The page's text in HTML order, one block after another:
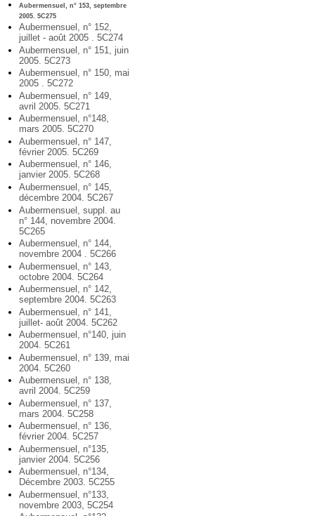
Aubermensuel, n° 153, septembre
2005. 5C275
Aubermensuel, n° 152,
juillet - août 2005 . 5C274
Aubermensuel, n° 151, juin
2005. 5C273
Aubermensuel, n° 150, mai
2005 . 5C272
Aubermensuel, n° 149,
avril 2005. 5C271
Aubermensuel, n°148,
mars 2005. 5C270
Aubermensuel, n° 147,
février 2005. 5C269
Aubermensuel, n° 146,
janvier 2005. 5C268
Aubermensuel, n° 145,
décembre 2004. 5C267
Aubermensuel, suppl. au
n° 144, novembre 2004.
5C265
Aubermensuel, n° 144,
novembre 2004 . 5C266
Aubermensuel, n° 143,
octobre 2004. 5C264
Aubermensuel, n° 142,
septembre 2004. 5C263
Aubermensuel, n° 141,
juillet- août 2004. 5C262
Aubermensuel, n°140, juin
2004. 5C261
Aubermensuel, n° 139, mai
2004. 5C260
Aubermensuel, n° 138,
avril 2004. 5C259
Aubermensuel, n° 137,
mars 2004. 5C258
Aubermensuel, n° 136,
février 2004. 5C257
Aubermensuel, n°135,
janvier 2004. 5C256
Aubermensuel, n°134,
Décembre 2003. 5C255
Aubermensuel, n°133,
novembre 2003, 5C254